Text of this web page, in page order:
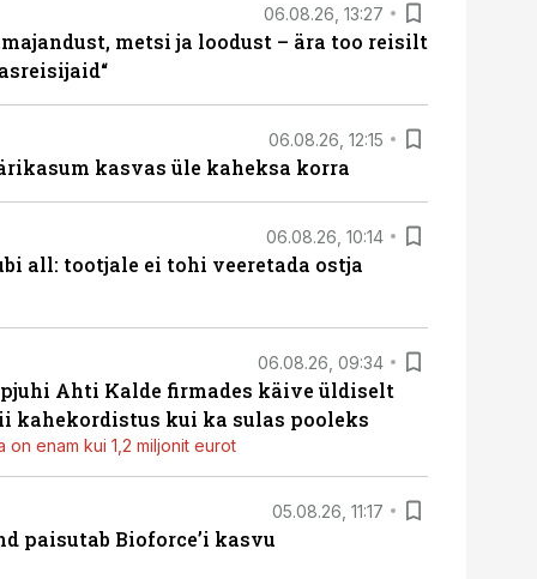
06.08.26, 13:27
metsi ja loodust – ära too reisilt
06.08.26, 12:15
kasvas üle kaheksa korra
06.08.26, 10:14
all: tootjale ei tohi veeretada ostja
06.08.26, 09:34
Ahti Kalde firmades käive üldiselt
kahekordistus kui ka sulas pooleks
on enam kui 1,2 miljonit eurot
05.08.26, 11:17
paisutab Bioforce’i kasvu